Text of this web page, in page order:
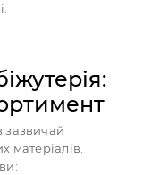
зазвичай
матеріалів.